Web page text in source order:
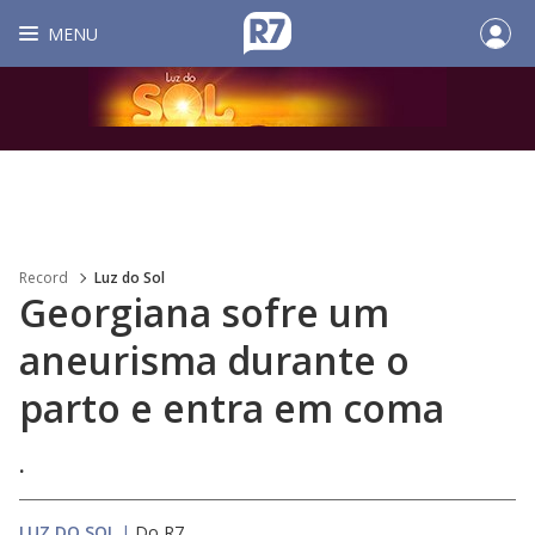
MENU
Record Luz do Sol
Georgiana sofre um
aneurisma durante o
parto e entra em coma
.